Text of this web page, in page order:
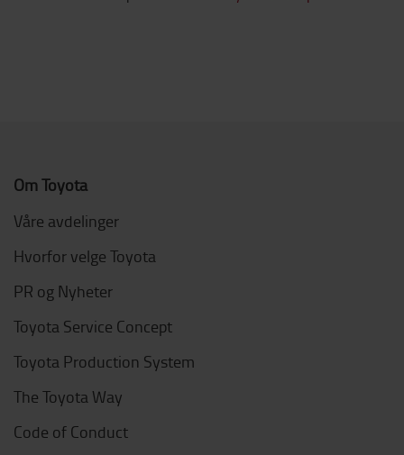
Om Toyota
Våre avdelinger
Hvorfor velge Toyota
PR og Nyheter
Toyota Service Concept
Toyota Production System
The Toyota Way
Code of Conduct